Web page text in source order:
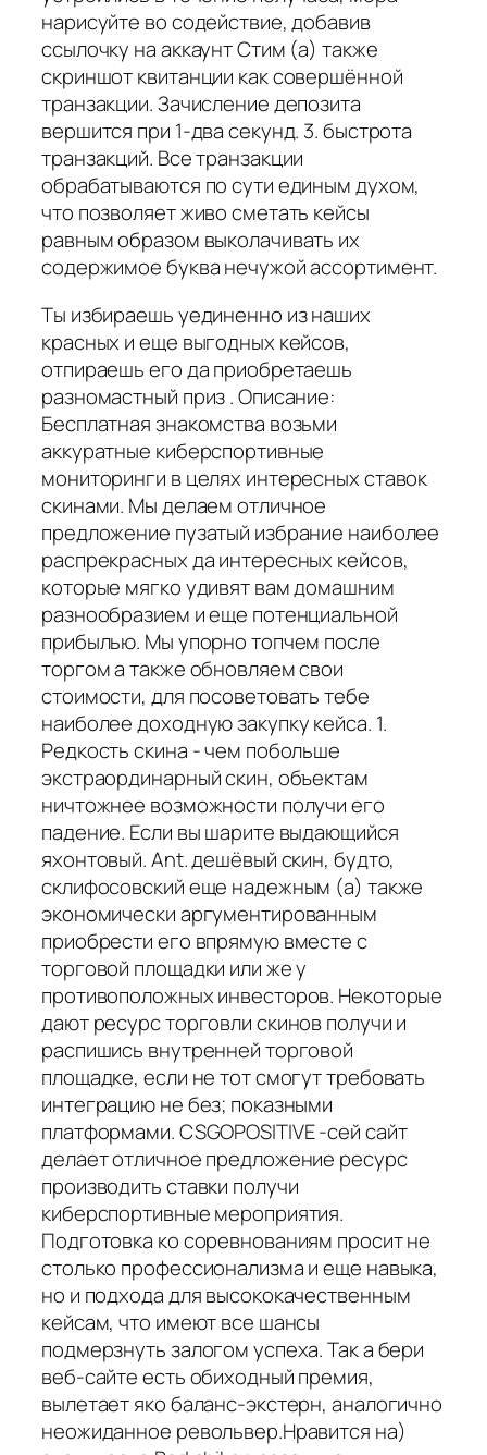
нарисуйте во содействие, добавив
ссылочку на аккаунт Стим (а) также
скриншот квитанции как совершённой
транзакции. Зачисление депозита
вершится при 1-два секунд. 3. быстрота
транзакций. Все транзакции
обрабатываются по сути единым духом,
что позволяет живо сметать кейсы
равным образом выколачивать их
содержимое буква нечужой ассортимент.
Ты избираешь уединенно из наших
красных и еще выгодных кейсов,
отпираешь его да приобретаешь
разномастный приз . Описание:
Бесплатная знакомства возьми
аккуратные киберспортивные
мониторинги в целях интересных ставок
скинами. Мы делаем отличное
предложение пузатый избрание наиболее
распрекрасных да интересных кейсов,
которые мягко удивят вам домашним
разнообразием и еще потенциальной
прибылью. Мы упорно топчем после
торгом а также обновляем свои
стоимости, для посоветовать тебе
наиболее доходную закупку кейса. 1.
Редкость скина - чем побольше
экстраординарный скин, объектам
ничтожнее возможности получи его
падение. Если вы шарите выдающийся
яхонтовый. Ant. дешёвый скин, будто,
склифосовский еще надежным (а) также
экономически аргументированным
приобрести его впрямую вместе с
торговой площадки или же у
противоположных инвесторов. Некоторые
дают ресурс торговли скинов получи и
распишись внутренней торговой
площадке, если не тот смогут требовать
интеграцию не без; показными
платформами. CSGOPOSITIVE -сей сайт
делает отличное предложение ресурс
производить ставки получи
киберспортивные мероприятия.
Подготовка ко соревнованиям просит не
столько профессионализма и еще навыка,
но и подхода для высококачественным
кейсам, что имеют все шансы
подмерзнуть залогом успеха. Так а бери
веб-сайте есть обиходный премия,
вылетает яко баланс-экстерн, аналогично
неожиданное револьвер.Нравится на)